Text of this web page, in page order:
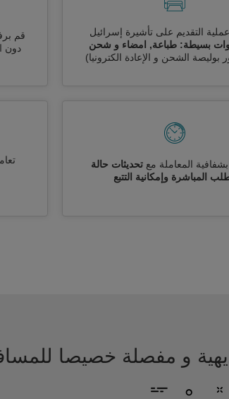
التقديم على تأشيرة إسرائيل
بسيطة: طباعة, امضاء و شحن
بوليصة الشحن و الإعادة الكترونيا)
قم
دون
المعاملة مع تحديثات حالة
المباشرة وإمكانية التتبع